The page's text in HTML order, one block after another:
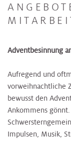
Adventbesinnung
​​Aufregend und
vorweihnachtliche
bewusst den
Ankommens
Impulsen, Musik,